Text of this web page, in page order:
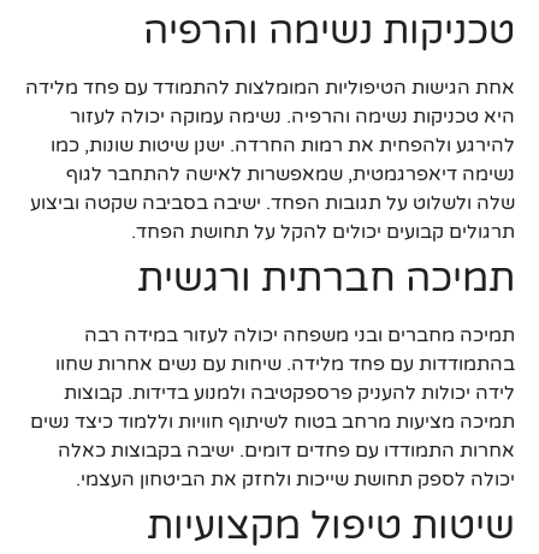
טכניקות נשימה והרפיה
אחת הגישות הטיפוליות המומלצות להתמודד עם פחד מלידה
היא טכניקות נשימה והרפיה. נשימה עמוקה יכולה לעזור
להירגע ולהפחית את רמות החרדה. ישנן שיטות שונות, כמו
נשימה דיאפרגמטית, שמאפשרות לאישה להתחבר לגוף
שלה ולשלוט על תגובות הפחד. ישיבה בסביבה שקטה וביצוע
תרגולים קבועים יכולים להקל על תחושת הפחד.
תמיכה חברתית ורגשית
תמיכה מחברים ובני משפחה יכולה לעזור במידה רבה
בהתמודדות עם פחד מלידה. שיחות עם נשים אחרות שחוו
לידה יכולות להעניק פרספקטיבה ולמנוע בדידות. קבוצות
תמיכה מציעות מרחב בטוח לשיתוף חוויות וללמוד כיצד נשים
אחרות התמודדו עם פחדים דומים. ישיבה בקבוצות כאלה
יכולה לספק תחושת שייכות ולחזק את הביטחון העצמי.
שיטות טיפול מקצועיות